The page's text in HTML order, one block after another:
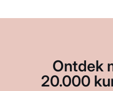
Ontdek
20.000